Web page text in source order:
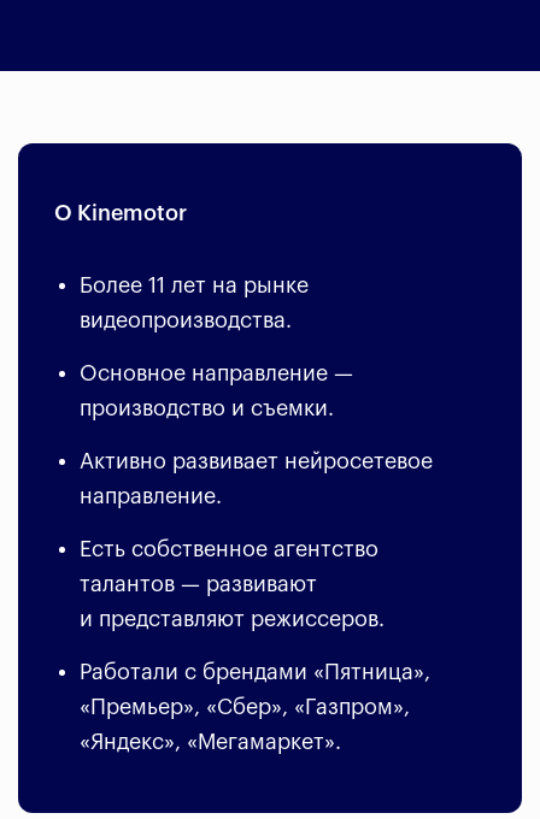
О Kinemotor
Более 11 лет на рынке
видеопроизводства.
Основное направление —
производство и съемки.
Активно развивает нейросетевое
направление.
Есть собственное агентство
талантов — развивают
и представляют режиссеров.
Работали с брендами «Пятница»,
«Премьер», «Сбер», «Газпром»,
«Яндекс», «Мегамаркет».